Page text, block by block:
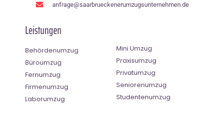
anfrage@saarbrueckenerumzugsunternehmen.de
Leistungen
Behördenumzug
Büroumzug
Fernumzug
Firmenumzug
Laborumzug
Mini Umzug
Praxisumzug
Privatumzug
Seniorenumzug
Studentenumzug